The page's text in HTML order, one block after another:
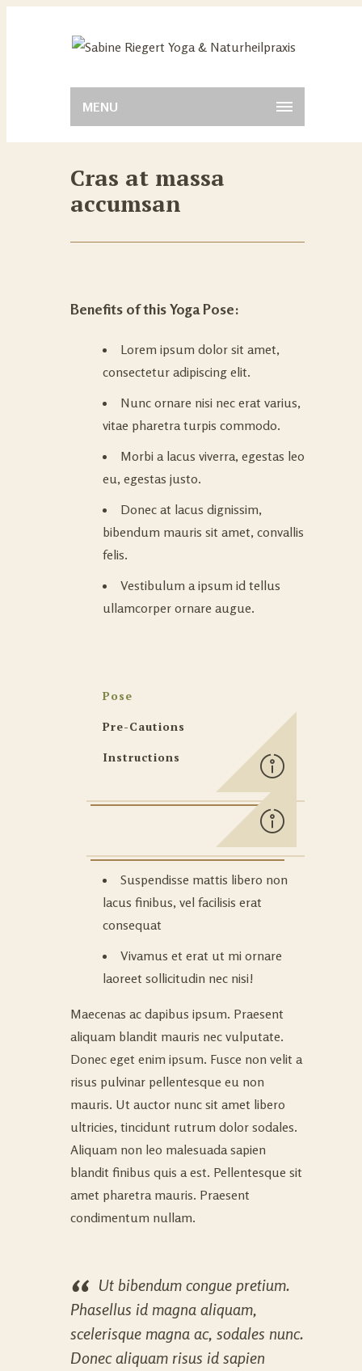
MENU
Cras at massa
accumsan
Benefits of this Yoga Pose:
Lorem ipsum dolor sit amet,
consectetur adipiscing elit.
Nunc ornare nisi nec erat varius,
vitae pharetra turpis commodo.
Morbi a lacus viverra, egestas leo
eu, egestas justo.
Donec at lacus dignissim,
bibendum mauris sit amet, convallis
felis.
Vestibulum a ipsum id tellus
ullamcorper ornare augue.
Pose
Pre-Cautions
Instructions
Suspendisse mattis libero non
lacus finibus, vel facilisis erat
consequat
Vivamus et erat ut mi ornare
laoreet sollicitudin nec nisi!
Maecenas ac dapibus ipsum. Praesent
aliquam blandit mauris nec vulputate.
Donec eget enim ipsum. Fusce non velit a
risus pulvinar pellentesque eu non
mauris. Ut auctor nunc sit amet libero
ultricies, tincidunt rutrum dolor sodales.
Aliquam non leo malesuada sapien
blandit finibus quis a est. Pellentesque sit
amet pharetra mauris. Praesent
condimentum nullam.
Ut bibendum congue pretium.
Phasellus id magna aliquam,
scelerisque magna ac, sodales nunc.
Donec aliquam risus id sapien